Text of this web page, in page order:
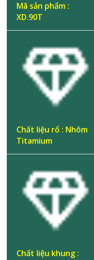
Mã sản phẩm :
XD.90T
Chất liệu rổ : Nhôm
Titamium
Chất liệu khung :